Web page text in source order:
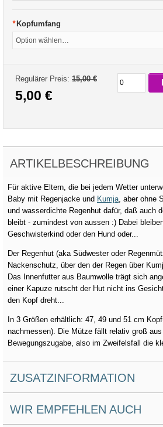
*Kopfumfang
Regulärer Preis: 15,00 €
5,00 €
ARTIKELBESCHREIBUNG
Für aktive Eltern, die bei jedem Wetter
Baby mit Regenjacke und Kumja , aber ohne
und wasserdichte Regenhut dafür, daß auch
bleibt - zumindest von aussen :) Dabei
Geschwisterkind oder den Hund oder...
Der Regenhut (aka Südwester oder
Nackenschutz, über den der Regen über
Das Innenfutter aus Baumwolle trägt sich
einer Kapuze rutscht der Hut nicht ins
den Kopf dreht...
In 3 Größen erhältlich: 47, 49 und 51 cm
nachmessen). Die Mütze fällt relativ groß
Bewegungszugabe, also im Zweifelsfall die
ZUSATZINFORMATION
WIR EMPFEHLEN AUCH